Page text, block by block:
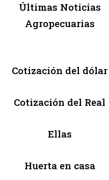
Últimas Noticias
Agropecuarias
Cotización del dólar
Cotización del Real
Ellas
Huerta en casa